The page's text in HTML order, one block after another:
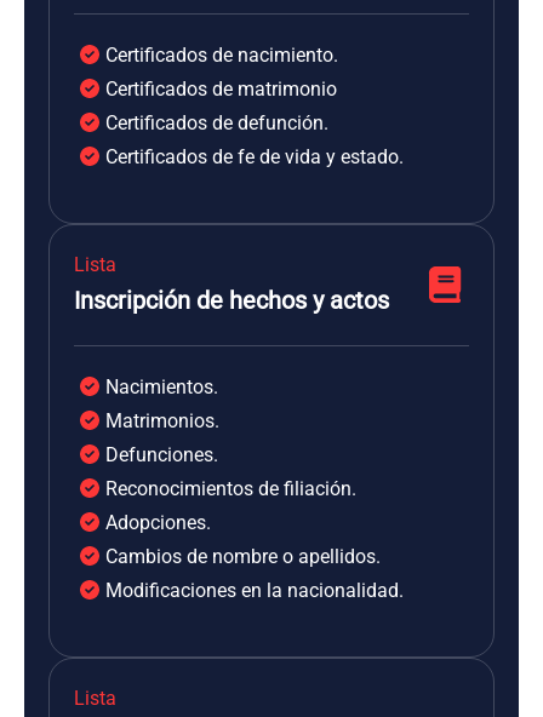
Certificados de nacimiento.
Certificados de matrimonio
Certificados de defunción.
Certificados de fe de vida y estado.
Lista
Inscripción de hechos y actos
Nacimientos.
Matrimonios.
Defunciones.
Reconocimientos de filiación.
Adopciones.
Cambios de nombre o apellidos.
Modificaciones en la nacionalidad.
Lista